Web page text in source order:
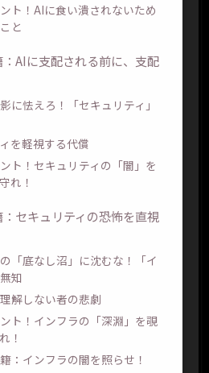
ト！AIに食い潰されないため
と
AIに支配される前に、支配
に怯えろ！「セキュリティ」
を軽視する代償
ト！セキュリティの「闇」を
れ！
セキュリティの恐怖を直視
「底なし沼」に沈むな！「イ
知
解しない者の悲劇
ト！インフラの「深淵」を覗
！
：インフラの闇を照らせ！